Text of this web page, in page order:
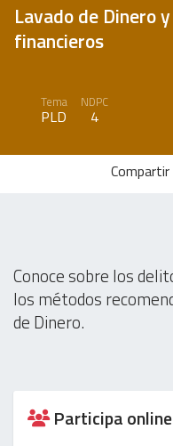
Lavado de Dinero
financieros
Tema
PLD
NDPC
4
Compartir
Conoce sobre los
los métodos
de Dinero.
Participa online